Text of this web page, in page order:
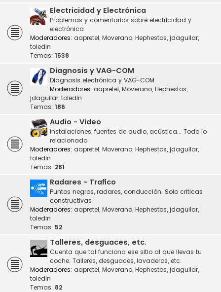
Electricidad y Electrónica
Problemas y comentarios sobre electricidad y
electrónica
Moderadores: aapretel, Moverano, Hephestos, jdaguilar,
toledin
Temas: 1538
Diagnosis y VAG-COM
Diagnosis electrónica y VAG-COM
Moderadores: aapretel, Moverano, Hephestos,
jdaguilar, toledin
Temas: 186
Audio - Video
Instalaciones, fuentes de audio, acústica... Todo lo
relacionado
Moderadores: aapretel, Moverano, Hephestos, jdaguilar,
toledin
Temas: 281
Radares - Trafico
Puntos negros, radares, conducción. Solo criticas
constructivas
Moderadores: aapretel, Moverano, Hephestos, jdaguilar,
toledin
Temas: 52
Talleres, desguaces, etc.
Cuenta que tal funciona ese sitio al que llevas tu
coche. Talleres, desguaces, lavaderos, etc.
Moderadores: aapretel, Moverano, Hephestos, jdaguilar,
toledin
Temas: 82